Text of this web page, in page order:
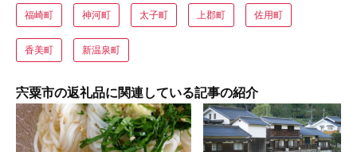
福崎町 神河町 太子町 上郡町 佐用町
香美町 新温泉町
宍粟市の返礼品に関連している記事の紹介